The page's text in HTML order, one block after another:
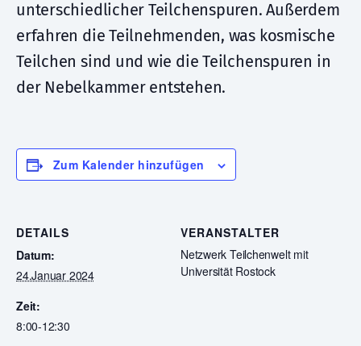
unterschiedlicher Teilchenspuren. Außerdem
erfahren die Teilnehmenden, was kosmische
Teilchen sind und wie die Teilchenspuren in
der Nebelkammer entstehen.
Zum Kalender hinzufügen
DETAILS
Datum:
24.Januar 2024
Zeit:
8:00-12:30
VERANSTALTER
Netzwerk Teilchenwelt mit
Universität Rostock